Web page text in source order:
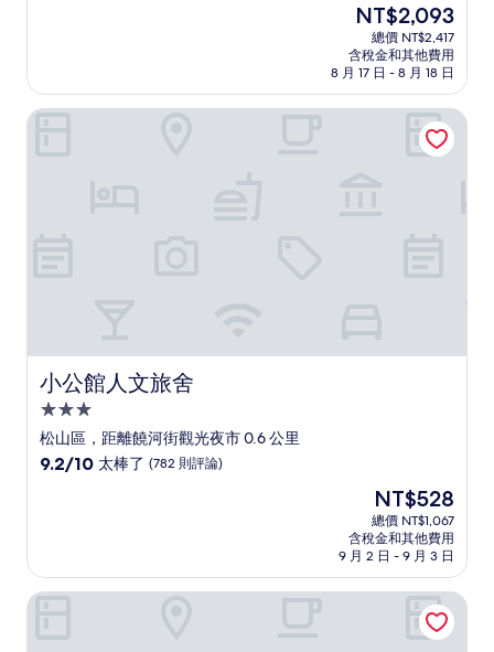
有
夠
現
價
格
為
NT$2,093
NT$2,093
總價 NT$2,417
含稅金和其他費用
8 月 17 日 - 8 月 18 日
小公館人文旅舍
小公館人文旅舍
3.0
星
級
松山區，距離饒河街觀光夜市 0.6 公里
9.2
太
棒
9.2/10 太棒了 (782 則評論)
現
在
價
格
為
NT$528
NT$528
總價 NT$1,067
含稅金和其他費用
9 月 2 日 - 9 月 3 日
小公館人文旅舍
和苑三井花園飯店台北忠孝